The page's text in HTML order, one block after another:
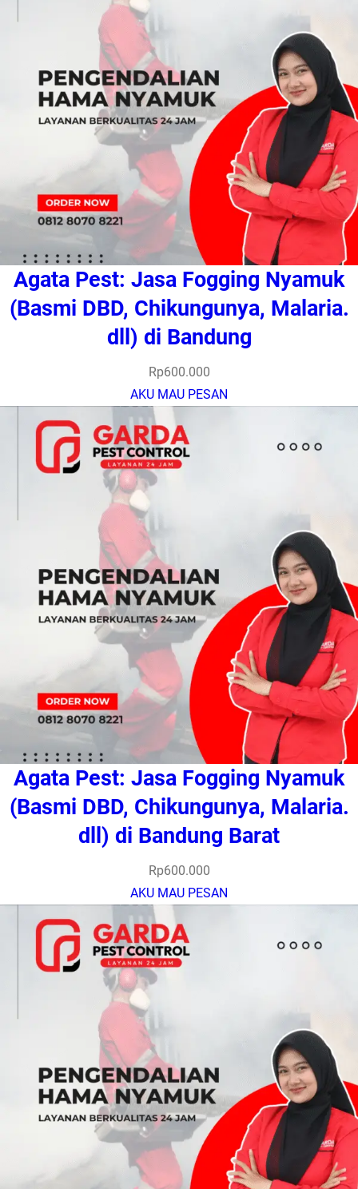
Agata Pest: Jasa Fogging Nyamuk
(Basmi DBD, Chikungunya, Malaria.
dll) di Bandung
Rp600.000
AKU MAU PESAN
Agata Pest: Jasa Fogging Nyamuk
(Basmi DBD, Chikungunya, Malaria.
dll) di Bandung Barat
Rp600.000
AKU MAU PESAN